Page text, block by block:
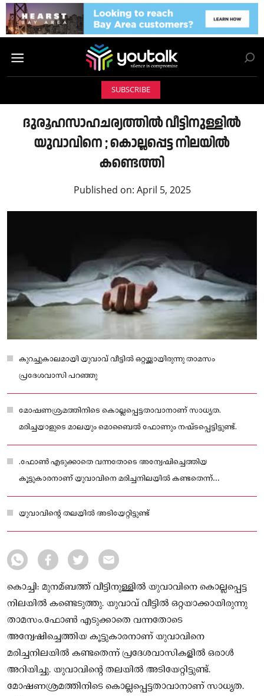
SUBSCRIBE
ദുരൂഹസാഹചര്യത്തിൽ വീട്ടിനുള്ളിൽ
യുവാവിനെ ; കൊല്ലപ്പെട്ട നിലയിൽ
കണ്ടെത്തി
Published on: April 5, 2025
കുറച്ചുകാലമായി യുവാവ് വീട്ടിൽ ഒറ്റയ്ക്കായിരുന്നു താമസം
പ്രദേശവാസി പറഞ്ഞു
മോഷണശ്രമത്തിനിടെ കൊല്ലപ്പെട്ടതാവാനാണ് സാധ്യത.
മരിച്ചയാളുടെ മാലയും മൊബൈൽ ഫോണും നഷ്ടപ്പെട്ടിട്ടുണ്ട്.
.ഫോൺ എടുക്കാതെ വന്നതോടെ അന്വേഷിച്ചെത്തിയ
കൂട്ടുകാരനാണ് യുവാവിനെ മരിച്ചനിലയിൽ കണ്ടതെന്ന്
പ്രദേശവാസികളിൽ ഒരാൾ അറിയിച്ചു
യുവാവിന്റെ തലയിൽ അടിയേറ്റിട്ടുണ്ട്
കൊച്ചി: മുനമ്ബത്ത് വീട്ടിനുള്ളിൽ യുവാവിനെ കൊല്ലപ്പെട്ട
നിലയിൽ കണ്ടെടുത്തു. യുവാവ് വീട്ടിൽ ഒറ്റയാക്കായിരുന്നു
താമസം.ഫോൺ എടുക്കാതെ വന്നതോടെ
അന്വേഷിച്ചെത്തിയ കൂട്ടുകാരനാണ് യുവാവിനെ
മരിച്ചനിലയിൽ കണ്ടതെന്ന് പ്രദേശവാസികളിൽ ഒരാൾ
അറിയിച്ചു. യുവാവിന്റെ തലയിൽ അടിയേറ്റിട്ടുണ്ട്.
മോഷണശ്രമത്തിനിടെ കൊല്ലപ്പെട്ടതാവാനാണ് സാധ്യത.